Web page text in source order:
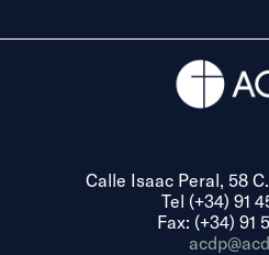
Calle Isaac Peral, 58
Tel (+34) 91
Fax: (+34) 91